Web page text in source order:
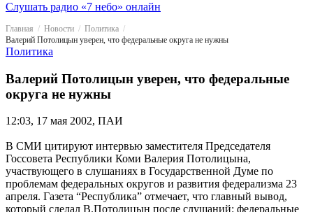
Слушать радио «7 небо» онлайн
Главная Новости
Политика
Валерий Потолицын уверен, что федеральные округа не нужны
Политика
Валерий Потолицын уверен, что федеральные
округа не нужны
12:03, 17 мая 2002, ПАИ
В СМИ цитируют интервью заместителя Председателя
Госсовета Республики Коми Валерия Потолицына,
участвующего в слушаниях в Государственной Думе по
проблемам федеральных округов и развития федерализма 23
апреля. Газета “Республика” отмечает, что главный вывод,
который сделал В.Потолицын после слушаний: федеральные